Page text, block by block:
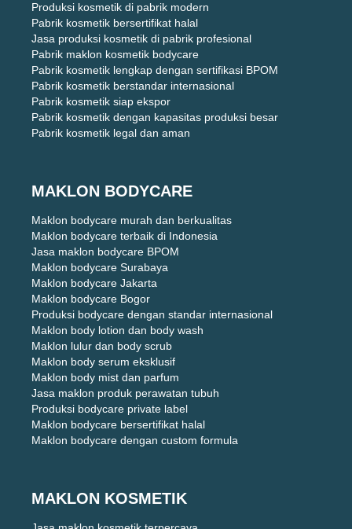
Produksi kosmetik di pabrik modern
Pabrik kosmetik bersertifikat halal
Jasa produksi kosmetik di pabrik profesional
Pabrik maklon kosmetik bodycare
Pabrik kosmetik lengkap dengan sertifikasi BPOM
Pabrik kosmetik berstandar internasional
Pabrik kosmetik siap ekspor
Pabrik kosmetik dengan kapasitas produksi besar
Pabrik kosmetik legal dan aman
MAKLON BODYCARE
Maklon bodycare murah dan berkualitas
Maklon bodycare terbaik di Indonesia
Jasa maklon bodycare BPOM
Maklon bodycare Surabaya
Maklon bodycare Jakarta
Maklon bodycare Bogor
Produksi bodycare dengan standar internasional
Maklon body lotion dan body wash
Maklon lulur dan body scrub
Maklon body serum eksklusif
Maklon body mist dan parfum
Jasa maklon produk perawatan tubuh
Produksi bodycare private label
Maklon bodycare bersertifikat halal
Maklon bodycare dengan custom formula
MAKLON KOSMETIK